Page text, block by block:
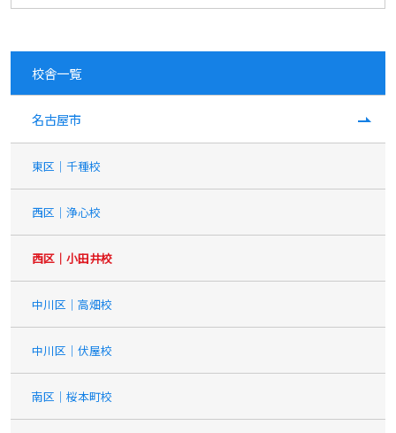
校舎一覧
名古屋市
東区｜千種校
西区｜浄心校
西区｜小田井校
中川区｜高畑校
中川区｜伏屋校
南区｜桜本町校